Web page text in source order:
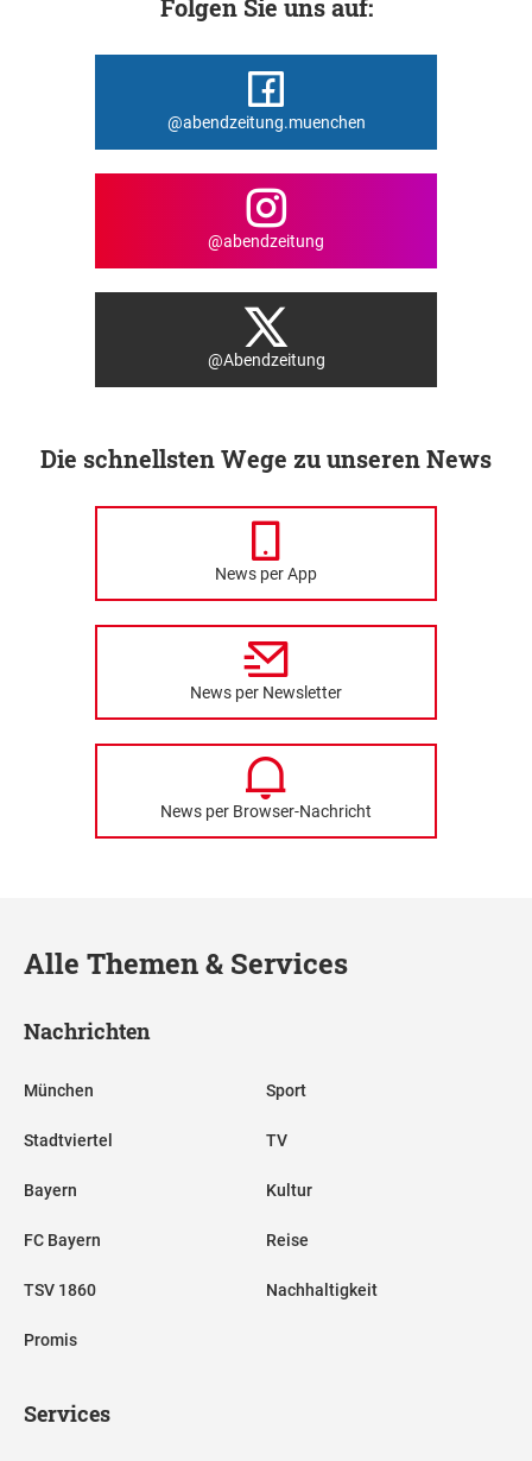
Folgen Sie uns auf:
@abendzeitung.muenchen
@abendzeitung
@Abendzeitung
Die schnellsten Wege zu unseren News
News per App
News per Newsletter
News per Browser-Nachricht
Alle Themen & Services
Nachrichten
München
Stadtviertel
Bayern
FC Bayern
TSV 1860
Promis
Sport
TV
Kultur
Reise
Nachhaltigkeit
Services